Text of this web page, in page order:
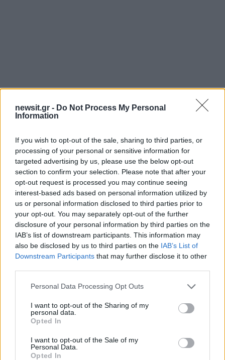
newsit.gr - Do Not Process My Personal
Information
If you wish to opt-out of the sale, sharing to third parties, or
processing of your personal or sensitive information for
targeted advertising by us, please use the below opt-out
section to confirm your selection. Please note that after your
opt-out request is processed you may continue seeing
interest-based ads based on personal information utilized by
us or personal information disclosed to third parties prior to
your opt-out. You may separately opt-out of the further
disclosure of your personal information by third parties on the
IAB’s list of downstream participants. This information may
also be disclosed by us to third parties on the IAB’s List of
Downstream Participants that may further disclose it to other
Please note that this website/app uses one or more Google
not limited to your visit or usage behaviour. You may click to
grant or deny consent to Google and its third-party tags to
use your data for below specified purposes in below Google
consent section.
Personal Data Processing Opt Outs
I want to opt-out of the Sharing of my
personal data.
Opted In
I want to opt-out of the Sale of my
Personal Data.
Opted In
Το βάρος των ερευνών είχε δοθεί στον
αυτοκίνητο του 33χρονου. Πρόκειται για την
περιοχή στην οποία βρέθηκε 5 μήνες μετά η
άγνωστη σορός.
ΔΙΑΦΗΜΙΣΗ
Αν τα χάσατε